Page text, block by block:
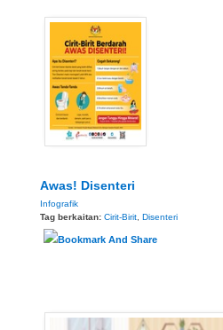
Awas! Disenteri
Infografik
Tag berkaitan: Cirit-Birit, Disenteri